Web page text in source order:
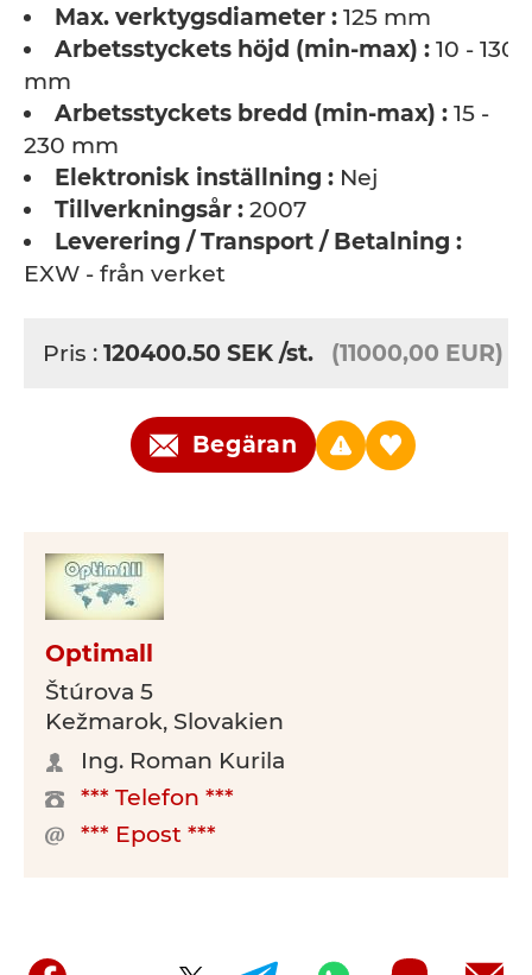
Max. verktygsdiameter : 125 mm
Arbetsstyckets höjd (min-max) : 10 - 130
mm
Arbetsstyckets bredd (min-max) : 15 -
230 mm
Elektronisk inställning : Nej
Tillverkningsår : 2007
Leverering / Transport / Betalning :
EXW - från verket
Pris : 120400.50 SEK /st. (11000,00 EUR)
Begäran
Optimall
Štúrova 5
Kežmarok, Slovakien
Ing. Roman Kurila
*** Telefon ***
*** Epost ***